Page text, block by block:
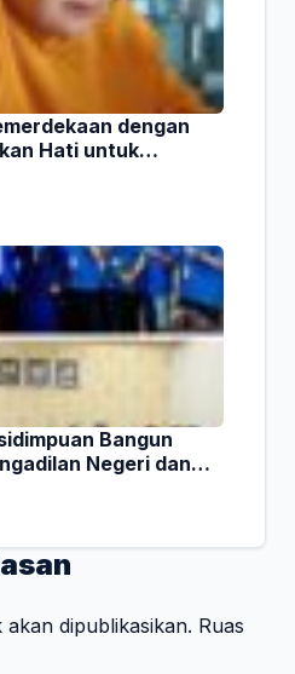
dengan
Hati untuk
Bangun
Negeri dan
dipublikasikan. Ruas